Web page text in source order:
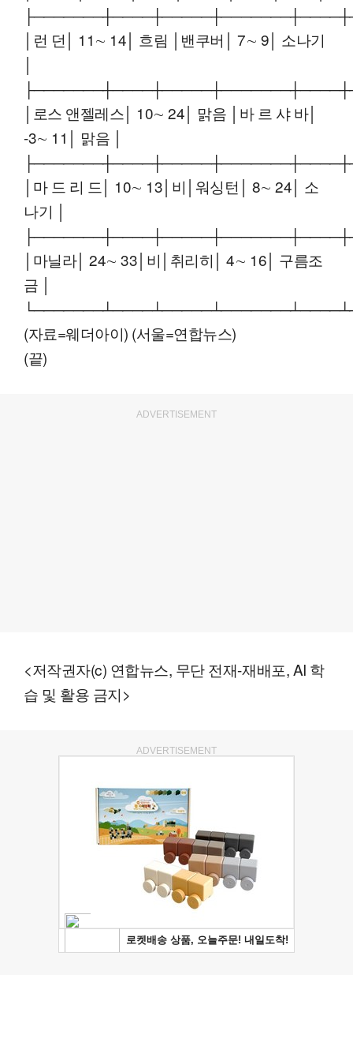
│런 던│ 11∼ 14│ 흐림 │밴쿠버│ 7∼ 9│ 소나기
│
│로스 앤젤레스│ 10∼ 24│ 맑음 │바 르 샤 바│
-3∼ 11│ 맑음 │
│마 드 리 드│ 10∼ 13│비│워싱턴│ 8∼ 24│ 소
나기 │
│마닐라│ 24∼ 33│비│취리히│ 4∼ 16│ 구름조
금 │
(자료=웨더아이) (서울=연합뉴스)
(끝)
ADVERTISEMENT
<저작권자(c) 연합뉴스, 무단 전재-재배포, AI 학
습 및 활용 금지>
ADVERTISEMENT